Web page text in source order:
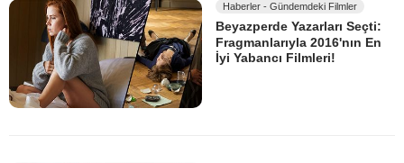
Haberler - Gündemdeki Filmler
Beyazperde Yazarları Seçti:
Fragmanlarıyla 2016'nın En
İyi Yabancı Filmleri!